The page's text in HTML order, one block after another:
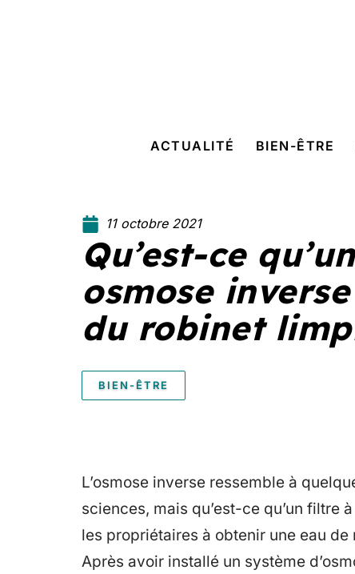
ACTUALITÉ BIEN-ÊTRE
11 octobre 2021
Qu’est-ce
osmose
du robinet
BIEN-ÊTRE
L’osmose inverse ressemble à
sciences, mais qu’est-ce qu’un filtre
les propriétaires à obtenir une eau
Après avoir installé un système